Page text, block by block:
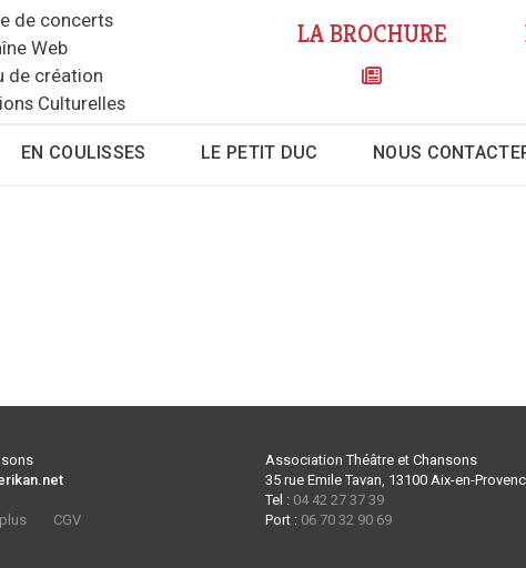
de concerts
Web
de création
Culturelles
LA BROCHURE
EN COULISSES LE PETIT DUC NOUS
CGV
Association Théâtre et Chansons
35 rue Emile Tavan, 13100 Aix-en-
Tel : 04 42 27 37 39
Port : 06 70 32 90 69